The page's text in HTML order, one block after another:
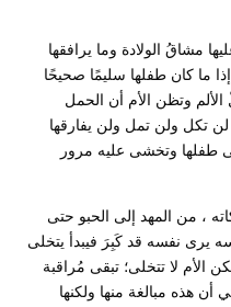
مشاقُ الولادة وما يرافقها
ما كان طفلها سليمًا صحيحًا
وتظن الأم أن الحمل
لن تكل ولن تمل ولن يفارقها
طفلها وتخشى عليه مرور
، من المهد إلى الحبو حتى
يرى نفسه قد كَبِرَ فيبدأ يتخلى
الأم لا تتخلى؛ تبقى مُراقبة
أن هذه مبالغة منها ولكنها